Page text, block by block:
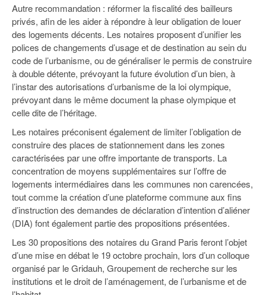
Autre recommandation : réformer la fiscalité des bailleurs
privés, afin de les aider à répondre à leur obligation de louer
des logements décents. Les notaires proposent d’unifier les
polices de changements d’usage et de destination au sein du
code de l’urbanisme, ou de généraliser le permis de construire
à double détente, prévoyant la future évolution d’un bien, à
l’instar des autorisations d’urbanisme de la loi olympique,
prévoyant dans le même document la phase olympique et
celle dite de l’héritage.
Les notaires préconisent également de limiter l’obligation de
construire des places de stationnement dans les zones
caractérisées par une offre importante de transports. La
concentration de moyens supplémentaires sur l’offre de
logements intermédiaires dans les communes non carencées,
tout comme la création d’une plateforme commune aux fins
d’instruction des demandes de déclaration d’intention d’aliéner
(DIA) font également partie des propositions présentées.
Les 30 propositions des notaires du Grand Paris feront l’objet
d’une mise en débat le 19 octobre prochain, lors d’un colloque
organisé par le Gridauh, Groupement de recherche sur les
institutions et le droit de l’aménagement, de l’urbanisme et de